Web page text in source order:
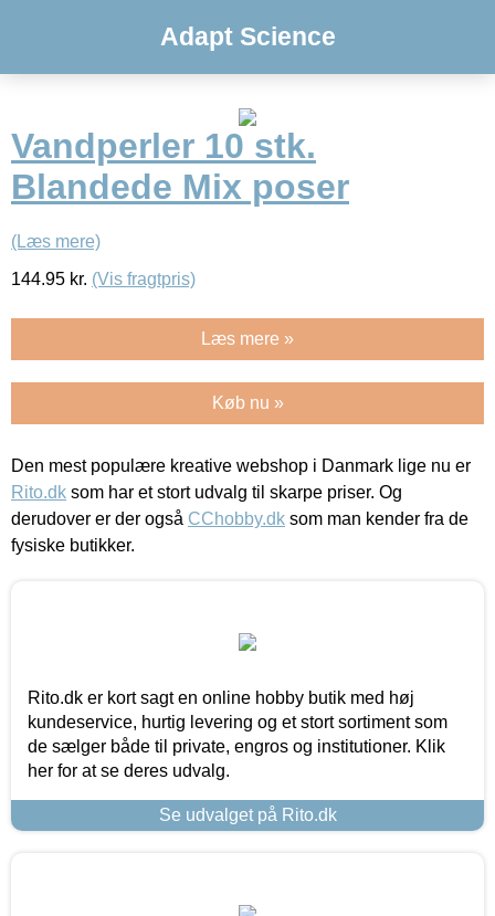
Adapt Science
Vandperler 10 stk.
Blandede Mix poser
(Læs mere)
144.95 kr. (Vis fragtpris)
Læs mere »
Køb nu »
Den mest populære kreative webshop i Danmark lige nu er
Rito.dk som har et stort udvalg til skarpe priser. Og
derudover er der også CChobby.dk som man kender fra de
fysiske butikker.
Rito.dk er kort sagt en online hobby butik med høj
kundeservice, hurtig levering og et stort sortiment som
de sælger både til private, engros og institutioner. Klik
her for at se deres udvalg.
Se udvalget på Rito.dk